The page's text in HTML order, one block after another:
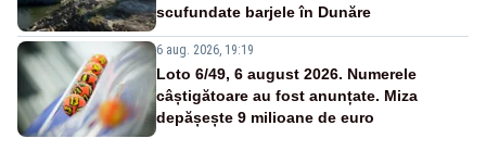
scufundate barjele în Dunăre
6 aug. 2026, 19:19
Loto 6/49, 6 august 2026. Numerele
câștigătoare au fost anunțate. Miza
depășește 9 milioane de euro